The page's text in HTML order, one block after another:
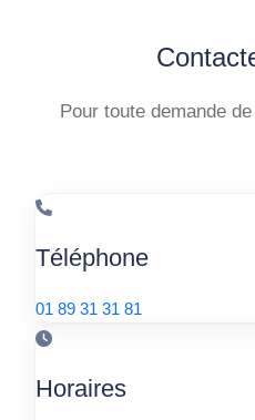
Pour toute demande
Téléphone
01 89 31 31 81
Horaires